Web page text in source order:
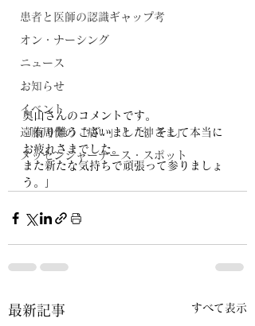
患者と医師の認識ギャップ考
オン・ナーシング
ニュース
お知らせ
イベント
遠藤周作の「病い」と「神さま」
メッセンジャーナース・スポット
奥山さんのコメントです。
「有り難うございました。そして本当に
お疲れさまでした。
また新たな気持ちで頑張って参りましょ
う。」
最新記事 すべて表示